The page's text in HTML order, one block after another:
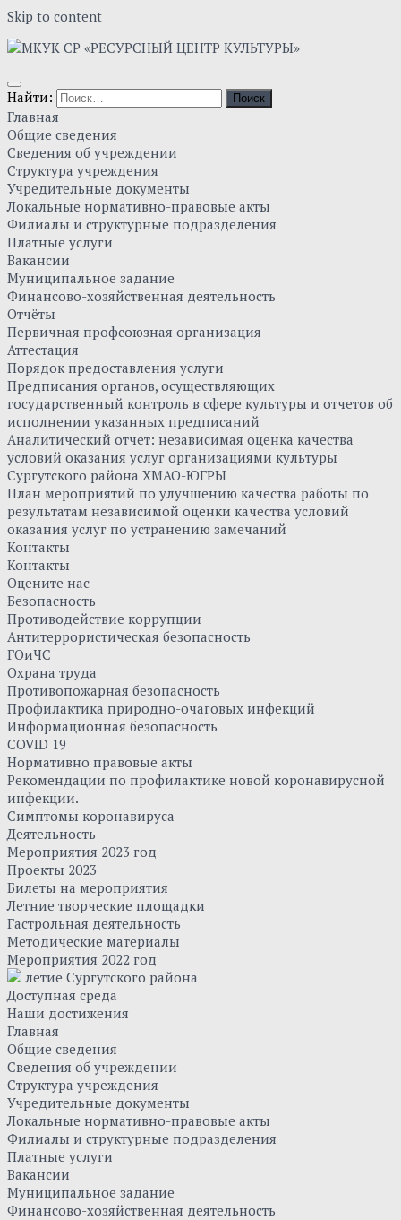
Skip to content
Найти:
Главная
Общие сведения
Сведения об учреждении
Структура учреждения
Учредительные документы
Локальные нормативно-правовые акты
Филиалы и структурные подразделения
Платные услуги
Вакансии
Муниципальное задание
Финансово-хозяйственная деятельность
Отчёты
Первичная профсоюзная организация
Аттестация
Порядок предоставления услуги
Предписания органов, осуществляющих
государственный контроль в сфере культуры и отчетов об
исполнении указанных предписаний
Аналитический отчет: независимая оценка качества
условий оказания услуг организациями культуры
Сургутского района ХМАО-ЮГРЫ
План мероприятий по улучшению качества работы по
результатам независимой оценки качества условий
оказания услуг по устранению замечаний
Контакты
Контакты
Оцените нас
Безопасность
Противодействие коррупции
Антитеррористическая безопасность
ГОиЧС
Охрана труда
Противопожарная безопасность
Профилактика природно-очаговых инфекций
Информационная безопасность
COVID 19
Нормативно правовые акты
Рекомендации по профилактике новой коронавирусной
инфекции.
Симптомы коронавируса
Деятельность
Мероприятия 2023 год
Проекты 2023
Билеты на мероприятия
Летние творческие площадки
Гастрольная деятельность
Методические материалы
Мероприятия 2022 год
летие Сургутского района
Доступная среда
Наши достижения
Главная
Общие сведения
Сведения об учреждении
Структура учреждения
Учредительные документы
Локальные нормативно-правовые акты
Филиалы и структурные подразделения
Платные услуги
Вакансии
Муниципальное задание
Финансово-хозяйственная деятельность